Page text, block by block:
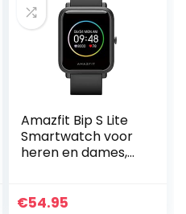
Amazfit Bip S Lite
Smartwatch voor
heren en dames,
fitnesstracker met
€54.95